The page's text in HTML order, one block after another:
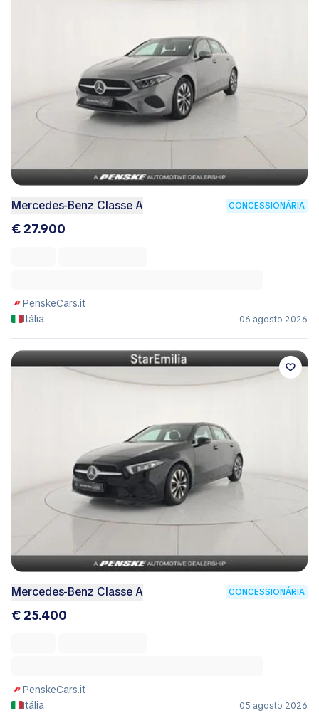
Mercedes-Benz Classe A CONCESSIONÁRIA
€ 27.900
PenskeCars.it
Itália
06 agosto 2026
Mercedes-Benz Classe A CONCESSIONÁRIA
€ 25.400
PenskeCars.it
Itália
05 agosto 2026